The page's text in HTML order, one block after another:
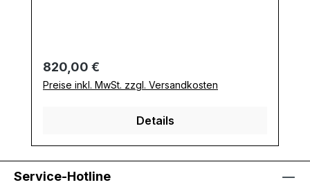
Regulärer Preis:
820,00 €
Preise inkl. MwSt. zzgl. Versandkosten
Details
Service-Hotline